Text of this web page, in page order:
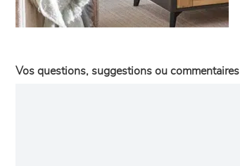
Vos questions, suggestions ou commentaires